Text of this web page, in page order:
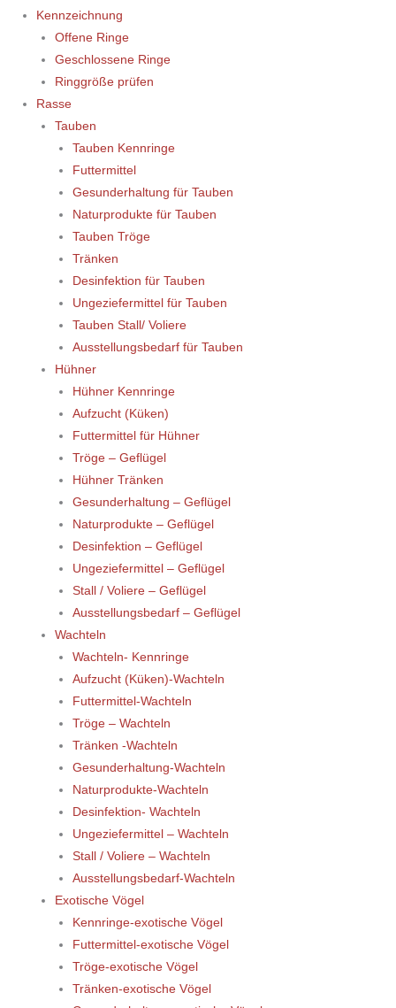
Kennzeichnung
Offene Ringe
Geschlossene Ringe
Ringgröße prüfen
Rasse
Tauben
Tauben Kennringe
Futtermittel
Gesunderhaltung für Tauben
Naturprodukte für Tauben
Tauben Tröge
Tränken
Desinfektion für Tauben
Ungeziefermittel für Tauben
Tauben Stall/ Voliere
Ausstellungsbedarf für Tauben
Hühner
Hühner Kennringe
Aufzucht (Küken)
Futtermittel für Hühner
Tröge – Geflügel
Hühner Tränken
Gesunderhaltung – Geflügel
Naturprodukte – Geflügel
Desinfektion – Geflügel
Ungeziefermittel – Geflügel
Stall / Voliere – Geflügel
Ausstellungsbedarf – Geflügel
Wachteln
Wachteln- Kennringe
Aufzucht (Küken)-Wachteln
Futtermittel-Wachteln
Tröge – Wachteln
Tränken -Wachteln
Gesunderhaltung-Wachteln
Naturprodukte-Wachteln
Desinfektion- Wachteln
Ungeziefermittel – Wachteln
Stall / Voliere – Wachteln
Ausstellungsbedarf-Wachteln
Exotische Vögel
Kennringe-exotische Vögel
Futtermittel-exotische Vögel
Tröge-exotische Vögel
Tränken-exotische Vögel